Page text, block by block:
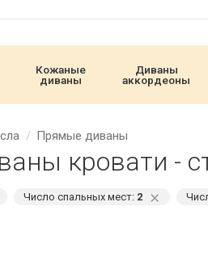
Кожаные
диваны
Диваны
аккордеоны
Прямые диваны
кровати -
Число спальных мест: 2 ⨯